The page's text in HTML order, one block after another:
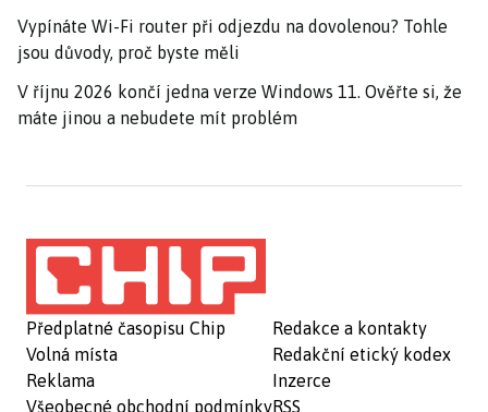
Vypínáte Wi-Fi router při odjezdu na dovolenou? Tohle
jsou důvody, proč byste měli
V říjnu 2026 končí jedna verze Windows 11. Ověřte si, že
máte jinou a nebudete mít problém
Předplatné časopisu Chip
Volná místa
Reklama
Všeobecné obchodní podmínky
Redakce a kontakty
Redakční etický kodex
Inzerce
RSS